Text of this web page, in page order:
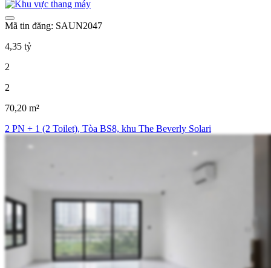
Mã tin đăng: SAUN2047
4,35 tỷ
2
2
70,20 m²
2 PN + 1 (2 Toilet), Tòa BS8, khu The Beverly Solari